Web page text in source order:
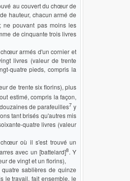
au couvert du chœur de
hauteur, chacun armé de
ne pouvant pas moins les
de cinquante trois livres
armés d'un cornier et
livres (valeur de trente
quatre pieds, compris la
de trente six florins), plus
estimé, compris la façon,
de parafeuilles7y
tant brisés qu'autres mis
quatre livres (valeur
où il s'est trouvé un
avec un [battelard]8. Y
de vingt et un florins),
sablières de quinze
le travail, fait ensemble, le